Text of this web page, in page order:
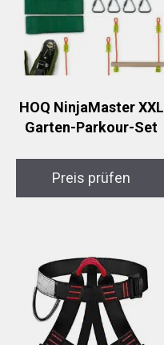
HOQ NinjaMaster XXL
Garten-Parkour-Set
Preis prüfen